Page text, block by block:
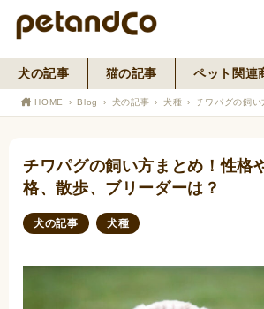
HOME
News
寄付活動
犬の記事 猫の記事 ペット関連
HOME Blog 犬の記事 犬種 チワパグの飼
チワパグの飼い方まとめ！性格
格、散歩、ブリーダーは？
犬の記事 犬種